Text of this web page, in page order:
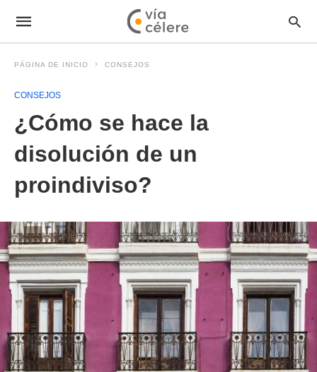
PÁGINA DE INICIO CONSEJOS
CONSEJOS
¿Cómo se hace la
disolución de un
proindiviso?